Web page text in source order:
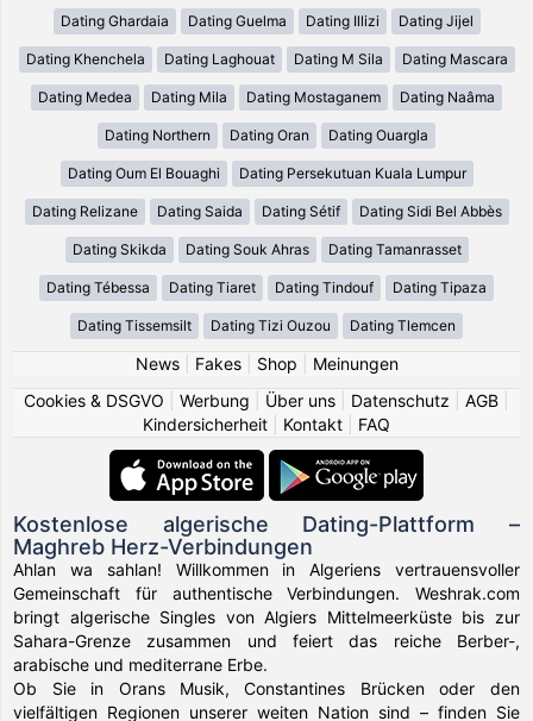
Dating Ghardaia Dating Guelma Dating Illizi Dating Jijel
Dating Khenchela Dating Laghouat Dating M Sila Dating Mascara
Dating Medea Dating Mila Dating Mostaganem Dating Naâma
Dating Northern Dating Oran Dating Ouargla
Dating Oum El Bouaghi Dating Persekutuan Kuala Lumpur
Dating Relizane Dating Saida Dating Sétif Dating Sidi Bel Abbès
Dating Skikda Dating Souk Ahras Dating Tamanrasset
Dating Tébessa Dating Tiaret Dating Tindouf Dating Tipaza
Dating Tissemsilt Dating Tizi Ouzou Dating Tlemcen
News| Fakes| Shop
Meinungen
Cookies & DSGVO
Werbung Über uns Datenschutz AGB
Kindersicherheit
Kontakt FAQ
Kostenlose algerische Dating-Plattform –
Maghreb Herz-Verbindungen
Ahlan wa sahlan! Willkommen in Algeriens vertrauensvoller
Gemeinschaft für authentische Verbindungen. Weshrak.com
bringt algerische Singles von Algiers Mittelmeerküste bis zur
Sahara-Grenze zusammen und feiert das reiche Berber-,
arabische und mediterrane Erbe.
Ob Sie in Orans Musik, Constantines Brücken oder den
vielfältigen Regionen unserer weiten Nation sind – finden Sie